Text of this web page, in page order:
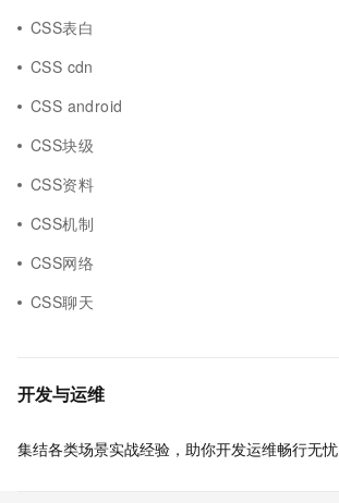
CSS表白
CSS cdn
CSS android
CSS块级
CSS资料
CSS机制
CSS网络
CSS聊天
开发与运维
集结各类场景实战经验，助你开发运维畅行无忧